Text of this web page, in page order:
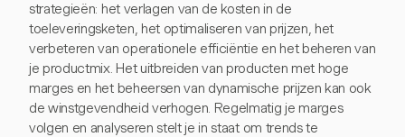
strategieën: het verlagen van de kosten in de
toeleveringsketen, het optimaliseren van prijzen, het
verbeteren van operationele efficiëntie en het beheren van
je productmix. Het uitbreiden van producten met hoge
marges en het beheersen van dynamische prijzen kan ook
de winstgevendheid verhogen. Regelmatig je marges
volgen en analyseren stelt je in staat om trends te